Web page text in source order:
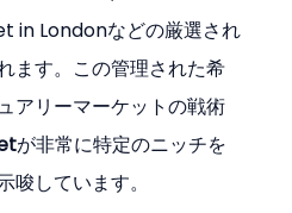
in Londonなどの厳選され
ます。この管理された希
アリーマーケットの戦術
が非常に特定のニッチを
唆しています。